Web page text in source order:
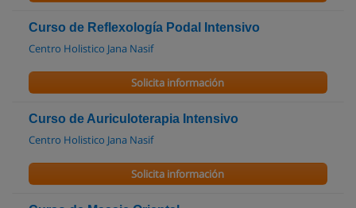
Curso de Reflexología Podal Intensivo
Centro Holistico Jana Nasif
Solicita información
Curso de Auriculoterapia Intensivo
Centro Holistico Jana Nasif
Solicita información